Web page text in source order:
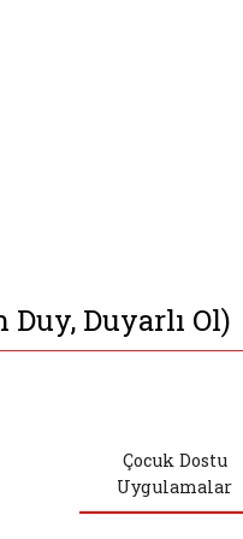
Duyarlı Ol)
Çocuk Dostu
Uygulamalar